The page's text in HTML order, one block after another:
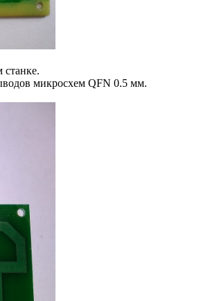
микросхем QFN 0.5 мм.